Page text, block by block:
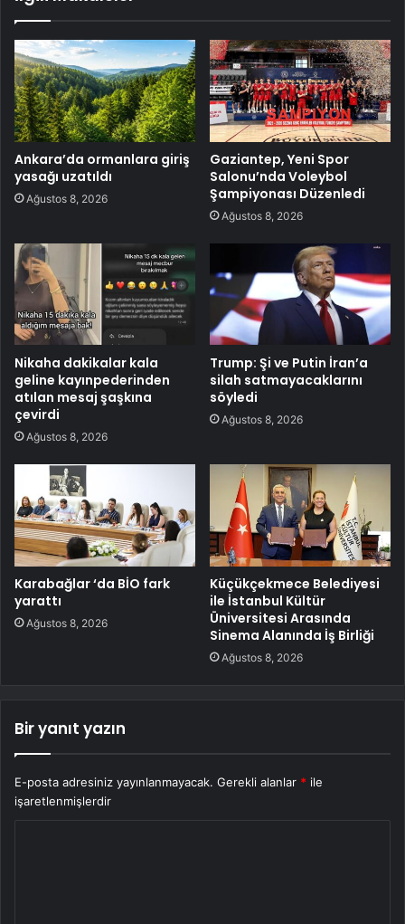
Ankara’da ormanlara giriş
yasağı uzatıldı
Ağustos 8, 2026
Gaziantep, Yeni Spor
Salonu’nda Voleybol
Şampiyonası Düzenledi
Ağustos 8, 2026
Nikaha dakikalar kala
geline kayınpederinden
atılan mesaj şaşkına
çevirdi
Ağustos 8, 2026
Trump: Şi ve Putin İran’a
silah satmayacaklarını
söyledi
Ağustos 8, 2026
Karabağlar ‘da BİO fark
yarattı
Ağustos 8, 2026
Küçükçekmece Belediyesi
ile İstanbul Kültür
Üniversitesi Arasında
Sinema Alanında İş Birliği
Ağustos 8, 2026
Bir yanıt yazın
E-posta adresiniz yayınlanmayacak. Gerekli alanlar * ile
işaretlenmişlerdir